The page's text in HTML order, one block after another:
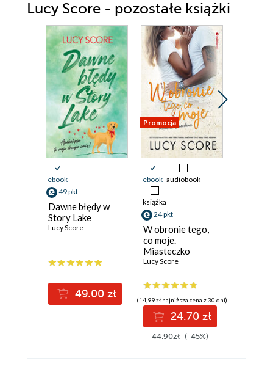
Lucy Score - pozostałe książki
ebook
49 pkt
Dawne błędy w
Story Lake
Lucy Score
49.00 zł
Promocja
ebook audiobook
książka
24 pkt
W obronie tego,
co moje.
Miasteczko
Benevolence
Lucy Score
(14,99 zł najniższa cena z 30 dni)
24.70 zł
44.90zł (-45%)